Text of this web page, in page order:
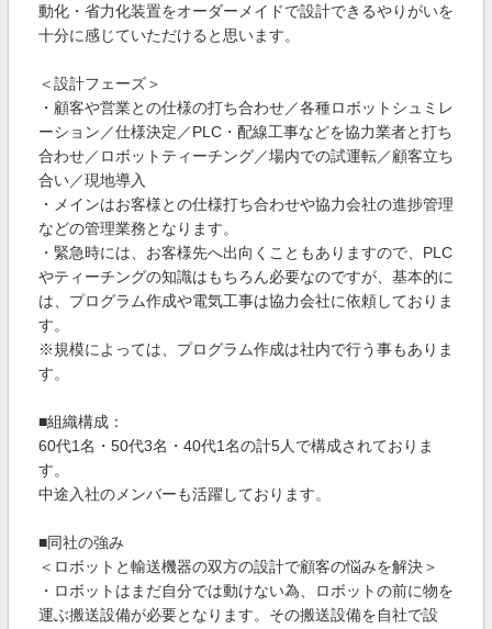
動化・省力化装置をオーダーメイドで設計できるやりがいを
十分に感じていただけると思います。
＜設計フェーズ＞
・顧客や営業との仕様の打ち合わせ／各種ロボットシュミレ
ーション／仕様決定／PLC・配線工事などを協力業者と打ち
合わせ／ロボットティーチング／場内での試運転／顧客立ち
合い／現地導入
・メインはお客様との仕様打ち合わせや協力会社の進捗管理
などの管理業務となります。
・緊急時には、お客様先へ出向くこともありますので、PLC
やティーチングの知識はもちろん必要なのですが、基本的に
は、プログラム作成や電気工事は協力会社に依頼しておりま
す。
※規模によっては、プログラム作成は社内で行う事もありま
す。
■組織構成：
60代1名・50代3名・40代1名の計5人で構成されておりま
す。
中途入社のメンバーも活躍しております。
■同社の強み
＜ロボットと輸送機器の双方の設計で顧客の悩みを解決＞
・ロボットはまだ自分では動けない為、ロボットの前に物を
運ぶ搬送設備が必要となります。その搬送設備を自社で設